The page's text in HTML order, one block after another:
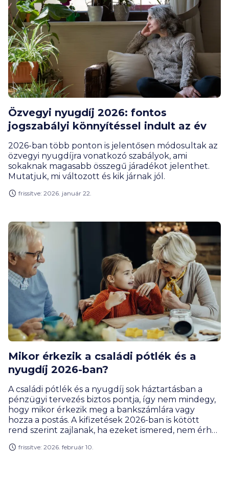
Özvegyi nyugdíj 2026: fontos
jogszabályi könnyítéssel indult az év
2026-ban több ponton is jelentősen módosultak az
özvegyi nyugdíjra vonatkozó szabályok, ami
sokaknak magasabb összegű járadékot jelenthet.
Mutatjuk, mi változott és kik járnak jól.
frissítve: 2026. január 22.
Mikor érkezik a családi pótlék és a
nyugdíj 2026-ban?
A családi pótlék és a nyugdíj sok háztartásban a
pénzügyi tervezés biztos pontja, így nem mindegy,
hogy mikor érkezik meg a bankszámlára vagy
hozza a postás. A kifizetések 2026-ban is kötött
rend szerint zajlanak, ha ezeket ismered, nem érhet
frissítve: 2026. február 10.